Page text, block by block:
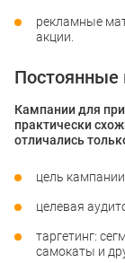
рекламные
акции.
Постоянные
Кампании для
практически
отличались
цель
целевая
таргетинг:
самокаты и